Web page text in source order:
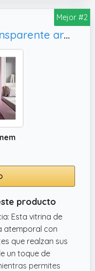
Mejor #2
Vitrina de cristal, transparente armadura de cristal de pie para
producto
Esta vitrina de
atemporal con
que realzan sus
un toque de
permites